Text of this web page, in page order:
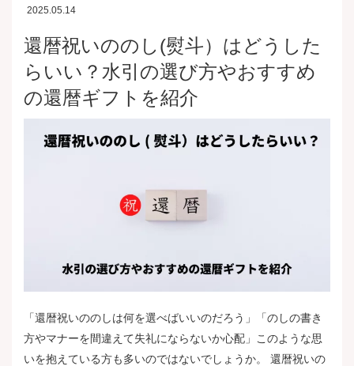
2025.05.14
還暦祝いののし(熨斗）はどうした
らいい？水引の選び方やおすすめ
の還暦ギフトを紹介
「還暦祝いののしは何を選べばいいのだろう」「のしの書き
方やマナーを間違えて失礼にならないか心配」このような思
いを抱えている方も多いのではないでしょうか。 還暦祝いの